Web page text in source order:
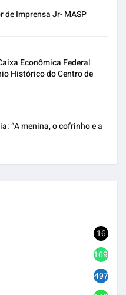
de Imprensa Jr- MASP
Econômica Federal
Histórico do Centro de
“A menina, o cofrinho e a
16
1692
497